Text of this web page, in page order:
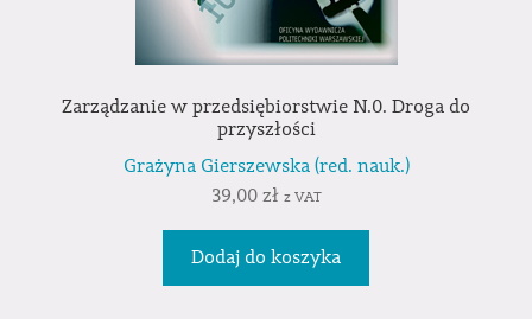
Zarządzanie w przedsiębiorstwie N.0. Droga do
przyszłości
Grażyna Gierszewska (red. nauk.)
39,00 zł z VAT
Dodaj do koszyka